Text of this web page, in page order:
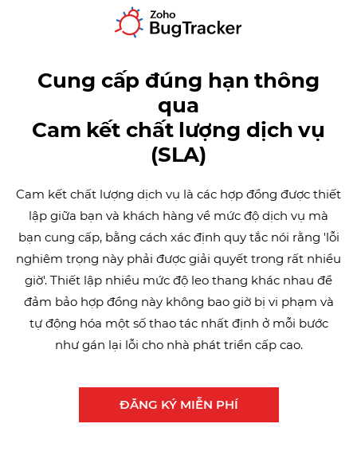
Cung cấp đúng hạn thông
qua
Cam kết chất lượng dịch vụ
(SLA)
Cam kết chất lượng dịch vụ là các hợp đồng được thiết
lập giữa bạn và khách hàng về mức độ dịch vụ mà
bạn cung cấp, bằng cách xác định quy tắc nói rằng 'lỗi
nghiêm trọng này phải được giải quyết trong rất nhiều
giờ'. Thiết lập nhiều mức độ leo thang khác nhau để
đảm bảo hợp đồng này không bao giờ bị vi phạm và
tự động hóa một số thao tác nhất định ở mỗi bước
như gán lại lỗi cho nhà phát triển cấp cao.
ĐĂNG KÝ MIỄN PHÍ